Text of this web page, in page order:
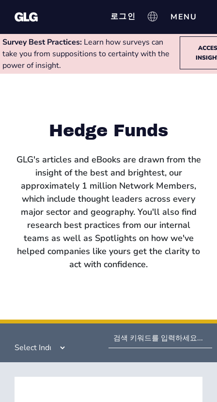
로그인
Survey Best Practices: Learn how surveys can
take you from suppositions to certainty with the
power of insight.
Hedge Funds
GLG's articles and eBooks are drawn from the
insight of the best and brightest, our
approximately 1 million Network Members,
which include thought leaders across every
major sector and geography. You'll also find
research best practices from our internal
teams as well as Spotlights on how we've
helped companies like yours get the clarity to
act with confidence.